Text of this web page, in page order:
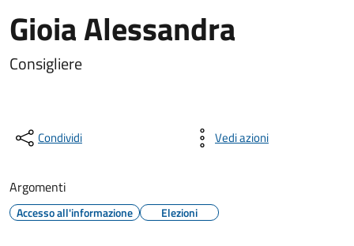
Gioia Alessandra
Consigliere
Condividi Vedi azioni
Argomenti
Accesso all'informazione Elezioni